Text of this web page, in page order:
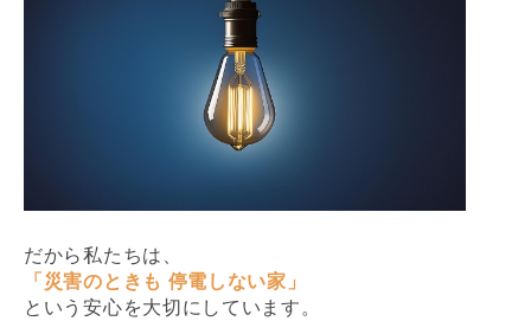
だから私たちは、
「災害のときも 停電しない家」
という安心を大切にしています。